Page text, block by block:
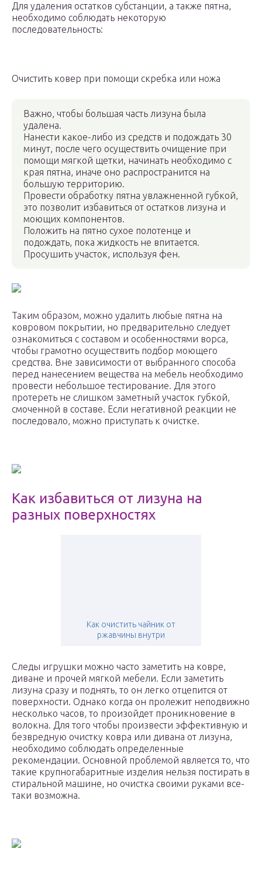
Для удаления остатков субстанции, а также пятна,
необходимо соблюдать некоторую
последовательность:
Очистить ковер при помощи скребка или ножа
Важно, чтобы большая часть лизуна была
удалена.
Нанести какое-либо из средств и подождать 30
минут, после чего осуществить очищение при
помощи мягкой щетки, начинать необходимо с
края пятна, иначе оно распространится на
большую территорию.
Провести обработку пятна увлажненной губкой,
это позволит избавиться от остатков лизуна и
моющих компонентов.
Положить на пятно сухое полотенце и
подождать, пока жидкость не впитается.
Просушить участок, используя фен.
Таким образом, можно удалить любые пятна на
ковровом покрытии, но предварительно следует
ознакомиться с составом и особенностями ворса,
чтобы грамотно осуществить подбор моющего
средства. Вне зависимости от выбранного способа
перед нанесением вещества на мебель необходимо
провести небольшое тестирование. Для этого
протереть не слишком заметный участок губкой,
смоченной в составе. Если негативной реакции не
последовало, можно приступать к очистке.
Как избавиться от лизуна на
разных поверхностях
Как очистить чайник от
ржавчины внутри
Следы игрушки можно часто заметить на ковре,
диване и прочей мягкой мебели. Если заметить
лизуна сразу и поднять, то он легко отцепится от
поверхности. Однако когда он пролежит неподвижно
несколько часов, то произойдет проникновение в
волокна. Для того чтобы произвести эффективную и
безвредную очистку ковра или дивана от лизуна,
необходимо соблюдать определенные
рекомендации. Основной проблемой является то, что
такие крупногабаритные изделия нельзя постирать в
стиральной машине, но очистка своими руками все-
таки возможна.